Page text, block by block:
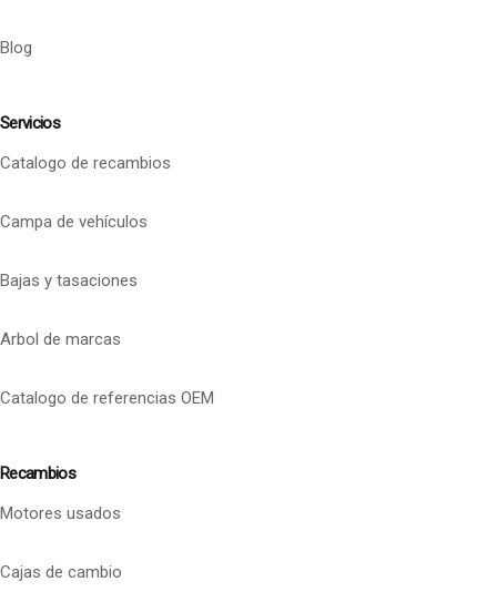
Blog
Servicios
Catalogo de recambios
Campa de vehículos
Bajas y tasaciones
Arbol de marcas
Catalogo de referencias OEM
Recambios
Motores usados
Cajas de cambio